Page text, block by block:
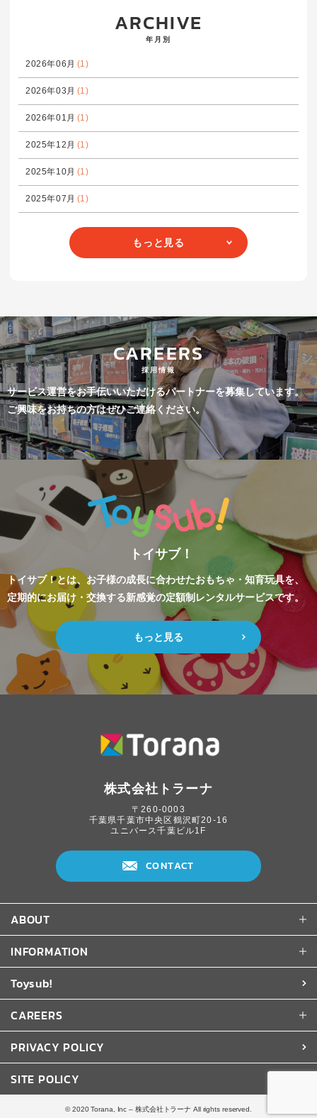
ARCHIVE
年月別
2026年06月 (1)
2026年03月 (1)
2026年01月 (1)
2025年12月 (1)
2025年10月 (1)
2025年07月 (1)
もっと見る
CAREERS
採用情報
サービス運営をお手伝いいただけるパートナーを募集しています。
ご興味をお持ちの方はぜひご連絡ください。
トイサブ！
トイサブ！とは、お子様の成長に合わせたおもちゃ・知育玩具を、
定期的にお届け・交換する新感覚の定額制レンタルサービスです。
もっと見る
株式会社トラーナ
〒260-0003
千葉県千葉市中央区鶴沢町20-16
ユニバース千葉ビル1F
CONTACT
ABOUT
INFORMATION
Toysub!
CAREERS
PRIVACY POLICY
SITE POLICY
© 2020 Torana, Inc – 株式会社トラーナ All rights reserved.